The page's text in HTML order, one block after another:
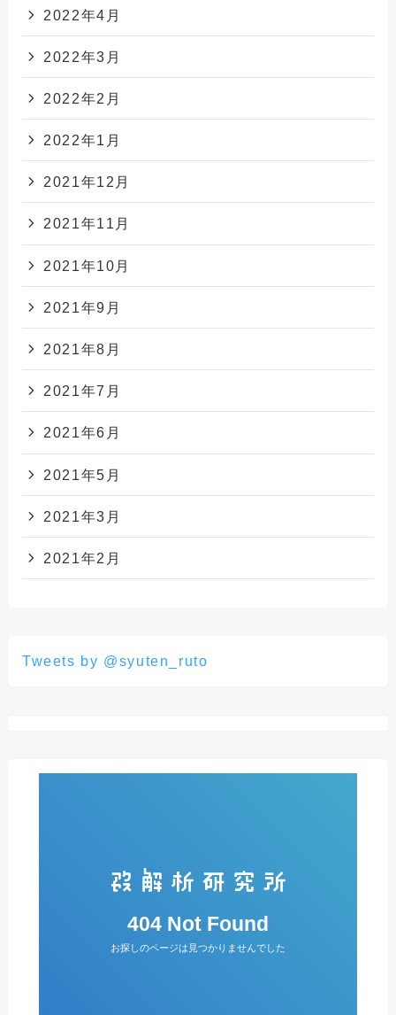
2022年4月
2022年3月
2022年2月
2022年1月
2021年12月
2021年11月
2021年10月
2021年9月
2021年8月
2021年7月
2021年6月
2021年5月
2021年3月
2021年2月
Tweets by @syuten_ruto